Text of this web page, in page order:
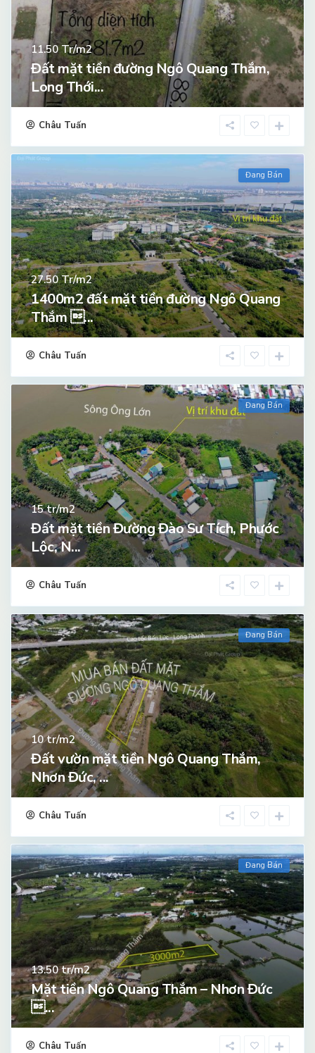
11.50Tr/m2
Đất mặt tiền đường Ngô Quang Thắm,
Long Thới...
Châu Tuấn
Đang Bán
27.50Tr/m2
1400m2 đất mặt tiền đường Ngô Quang
Thắm ...
Châu Tuấn
Đang Bán
15tr/m2
Đất mặt tiền Đường Đào Sư Tích, Phước
Lộc, N...
Châu Tuấn
Đang Bán
10tr/m2
Đất vườn mặt tiền Ngô Quang Thắm,
Nhơn Đức, ...
Châu Tuấn
Đang Bán
13.50tr/m2
Mặt tiền Ngô Quang Thắm – Nhơn Đức
...
Châu Tuấn